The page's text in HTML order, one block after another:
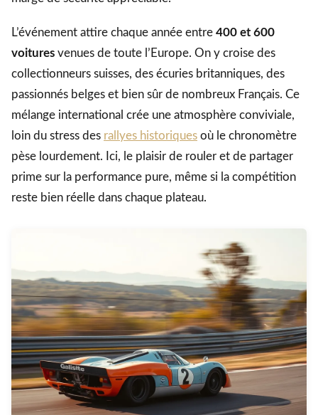
L’événement attire chaque année entre 400 et 600
voitures venues de toute l’Europe. On y croise des
collectionneurs suisses, des écuries britanniques, des
passionnés belges et bien sûr de nombreux Français. Ce
mélange international crée une atmosphère conviviale,
loin du stress des rallyes historiques où le chronomètre
pèse lourdement. Ici, le plaisir de rouler et de partager
prime sur la performance pure, même si la compétition
reste bien réelle dans chaque plateau.